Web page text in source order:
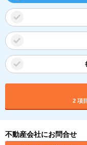
2 項
不動産会社にお問合せ